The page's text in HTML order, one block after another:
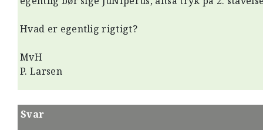
Hvad er egentlig rigtigt?
MvH
P. Larsen
Svar